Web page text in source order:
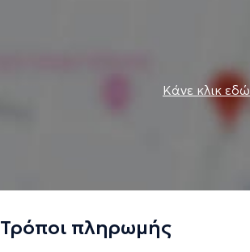
Κάνε κλικ
Τρόποι πληρωμής